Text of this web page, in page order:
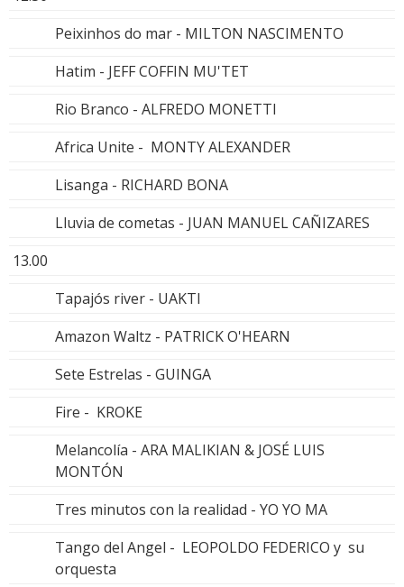
Peixinhos do mar - MILTON NASCIMENTO
Hatim - JEFF COFFIN MU'TET
Rio Branco - ALFREDO MONETTI
Africa Unite - MONTY ALEXANDER
Lisanga - RICHARD BONA
Lluvia de cometas - JUAN MANUEL CAÑIZARES
13.00
Tapajós river - UAKTI
Amazon Waltz - PATRICK O'HEARN
Sete Estrelas - GUINGA
Fire - KROKE
Melancolía - ARA MALIKIAN & JOSÉ LUIS
MONTÓN
Tres minutos con la realidad - YO YO MA
Tango del Angel - LEOPOLDO FEDERICO y su
orquesta